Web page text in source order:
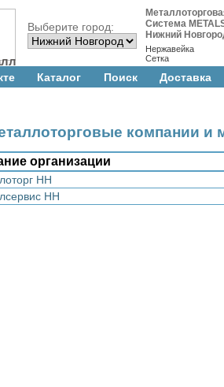
Выберите город:
Система
Нижний
Нержавейка
Сетка
Каталог Поиск Доставка
компании и
организации
НН
НН